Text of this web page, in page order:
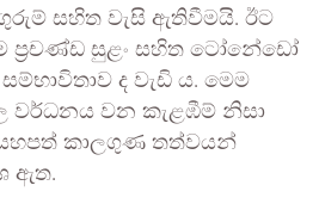
සහිත වැසි ඇතිවීමයි. ඊට
ප්‍රචණ්ඩ සුළං සහිත ටෝනේඩෝ
ද වැඩි ය. මෙම
වර්ධනය වන කැළඹීම් නිසා
කාලගුණ තත්වයන්
ඇත.